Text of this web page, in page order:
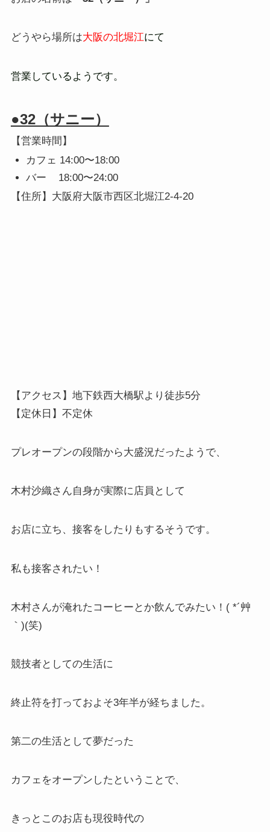
どうやら場所は大阪の北堀江にて
営業しているようです。
●32（サニー）
【営業時間】
カフェ 14:00〜18:00
バー 18:00〜24:00
【住所】大阪府大阪市西区北堀江2-4-20
【アクセス】地下鉄西大橋駅より徒歩5分
【定休日】不定休
プレオープンの段階から大盛況だったようで、
木村沙織さん自身が実際に店員として
お店に立ち、接客をしたりもするそうです。
私も接客されたい！
木村さんが淹れたコーヒーとか飲んでみたい！( *´艸
｀)(笑)
競技者としての生活に
終止符を打っておよそ3年半が経ちました。
第二の生活として夢だった
カフェをオープンしたということで、
きっとこのお店も現役時代の